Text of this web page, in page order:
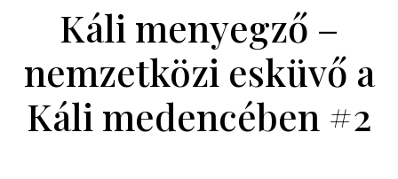
Káli menyegző –
nemzetközi esküvő a
Káli medencében #2